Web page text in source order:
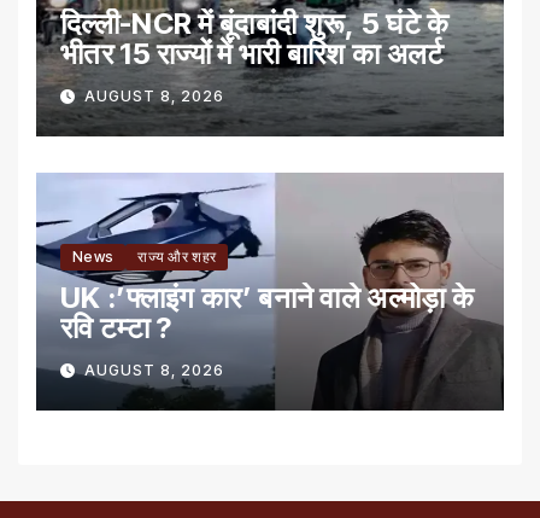
दिल्ली-NCR में बूंदाबांदी शुरू, 5 घंटे के
भीतर 15 राज्यों में भारी बारिश का अलर्ट
AUGUST 8, 2026
News राज्य और शहर
UK :’फ्लाइंग कार’ बनाने वाले अल्मोड़ा के
रवि टम्टा ?
AUGUST 8, 2026